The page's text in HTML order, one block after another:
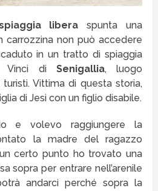
libera spunta una
carrozzina non può accedere
in un tratto di spiaggia
Vinci di Senigallia, luogo
Vittima di questa storia,
di Jesi con un figlio disabile.
e volevo raggiungere la
la madre del ragazzo
certo punto ho trovato una
sopra per entrare nell’arenile
andarci perché sopra la